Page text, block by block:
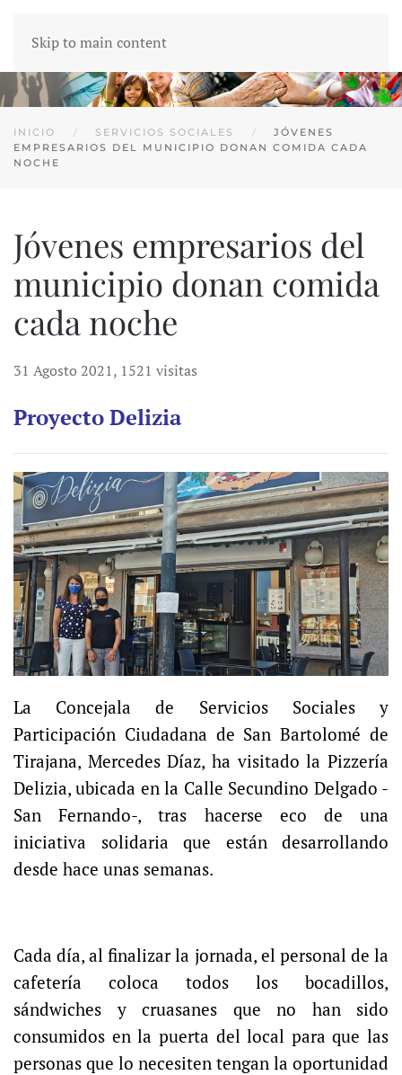
Skip to main content
INICIO SERVICIOS SOCIALES
JÓVENES
EMPRESARIOS DEL MUNICIPIO DONAN COMIDA CADA
NOCHE
Jóvenes empresarios del
municipio donan comida
cada noche
31 Agosto 2021, 1521 visitas
Proyecto Delizia
La Concejala de Servicios Sociales y
Participación Ciudadana de San Bartolomé de
Tirajana, Mercedes Díaz, ha visitado la Pizzería
Delizia, ubicada en la Calle Secundino Delgado -
San Fernando-, tras hacerse eco de una
iniciativa solidaria que están desarrollando
desde hace unas semanas.
Cada día, al finalizar la jornada, el personal de la
cafetería coloca todos los bocadillos,
sándwiches y cruasanes que no han sido
consumidos en la puerta del local para que las
personas que lo necesiten tengan la oportunidad